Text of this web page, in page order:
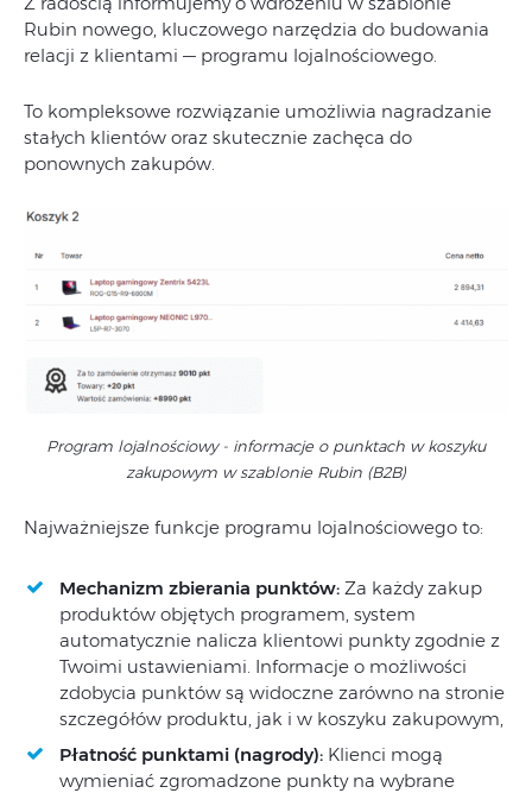
Rubin nowego, kluczowego narzędzia do budowania
relacji z klientami — programu lojalnościowego.
To kompleksowe rozwiązanie umożliwia nagradzanie
stałych klientów oraz skutecznie zachęca do
ponownych zakupów.
Program lojalnościowy - informacje o punktach w koszyku
zakupowym w szablonie Rubin (B2B)
Najważniejsze funkcje programu lojalnościowego to:
Mechanizm zbierania punktów: Za każdy zakup
produktów objętych programem, system
automatycznie nalicza klientowi punkty zgodnie z
Twoimi ustawieniami. Informacje o możliwości
zdobycia punktów są widoczne zarówno na stronie
szczegółów produktu, jak i w koszyku zakupowym,
Płatność punktami (nagrody): Klienci mogą
wymieniać zgromadzone punkty na wybrane